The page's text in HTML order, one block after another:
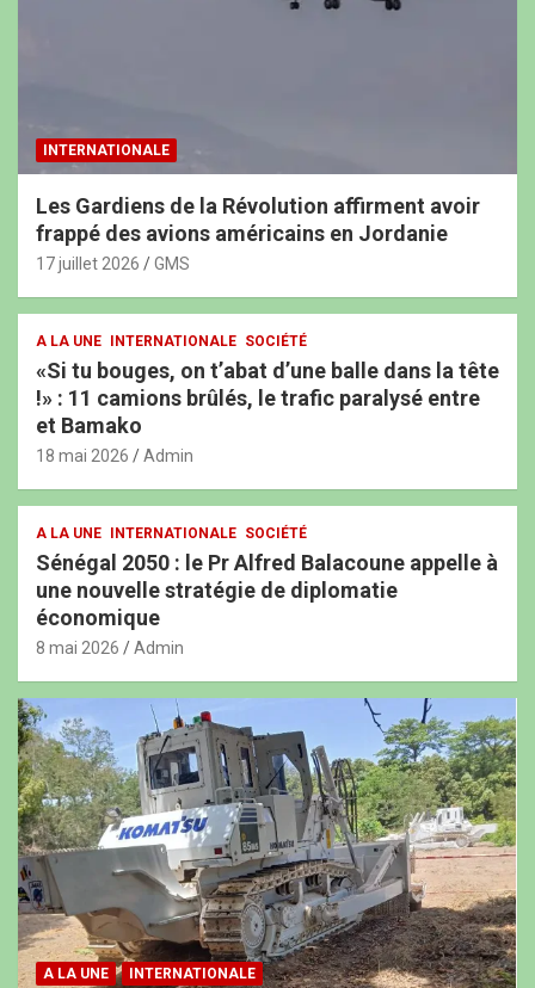
INTERNATIONALE
Les Gardiens de la Révolution affirment avoir
frappé des avions américains en Jordanie
17 juillet 2026 GMS
A LA UNE INTERNATIONALE SOCIÉTÉ
«Si tu bouges, on t’abat d’une balle dans la tête
!» : 11 camions brûlés, le trafic paralysé entre
et Bamako
18 mai 2026 Admin
A LA UNE INTERNATIONALE SOCIÉTÉ
Sénégal 2050 : le Pr Alfred Balacoune appelle à
une nouvelle stratégie de diplomatie
économique
8 mai 2026 Admin
A LA UNE INTERNATIONALE